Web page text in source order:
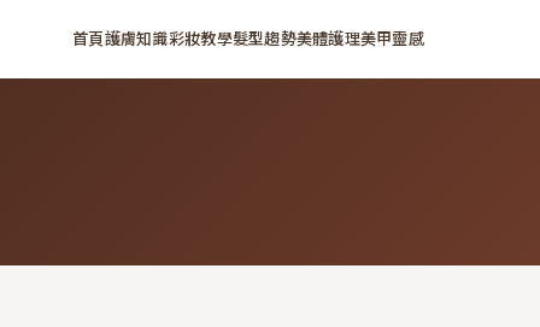
首頁護膚知識彩妝教學髮型趨勢美體護理美甲靈感